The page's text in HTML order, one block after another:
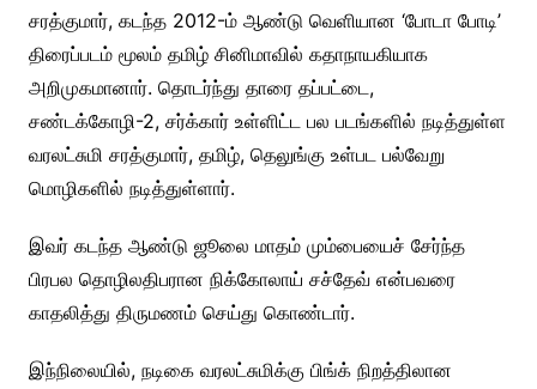
சரத்குமார், கடந்த 2012-ம் ஆண்டு வெளியான ‘போடா போடி’
திரைப்படம் மூலம் தமிழ் சினிமாவில் கதாநாயகியாக
அறிமுகமானார். தொடர்ந்து தாரை தப்பட்டை,
சண்டக்கோழி-2, சர்க்கார் உள்ளிட்ட பல படங்களில் நடித்துள்ள
வரலட்சுமி சரத்குமார், தமிழ், தெலுங்கு உள்பட பல்வேறு
மொழிகளில் நடித்துள்ளார்.
இவர் கடந்த ஆண்டு ஜூலை மாதம் மும்பையைச் சேர்ந்த
பிரபல தொழிலதிபரான நிக்கோலாய் சச்தேவ் என்பவரை
காதலித்து திருமணம் செய்து கொண்டார்.
இந்நிலையில், நடிகை வரலட்சுமிக்கு பிங்க் நிறத்திலான